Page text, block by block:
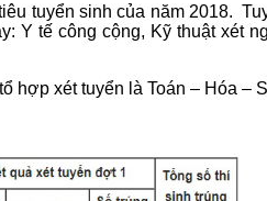
tuyển sinh của năm 2018.
Y tế công cộng, Kỹ thuật xét
hợp xét tuyển là Toán – Hóa –